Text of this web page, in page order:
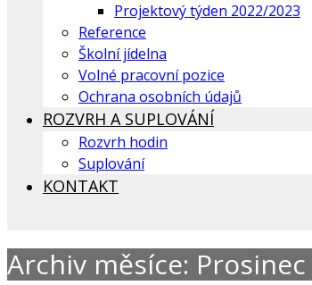
Projektový týden 2022/2023
Reference
Školní jídelna
Volné pracovní pozice
Ochrana osobních údajů
ROZVRH A SUPLOVÁNÍ
Rozvrh hodin
Suplování
KONTAKT
Archiv měsíce: Prosinec